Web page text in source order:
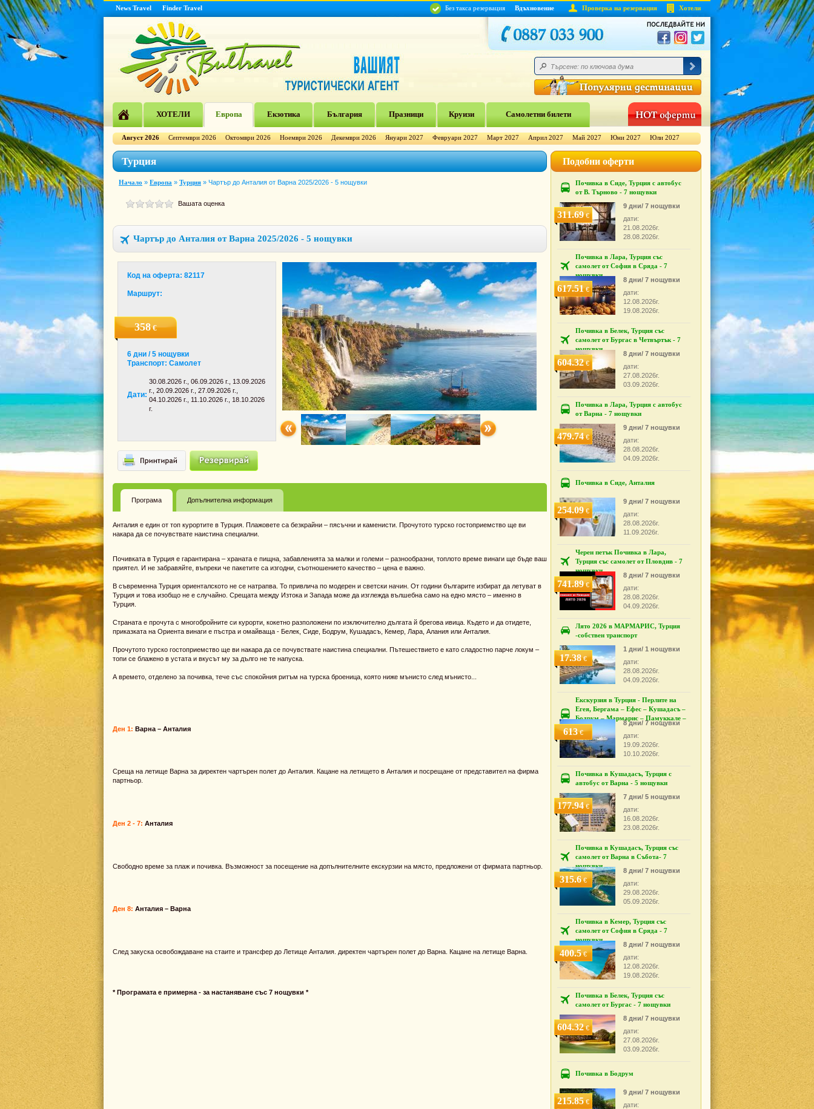
Без такса резервация Вдъхновение Проверка на резервация Хотели
News Travel Finder Travel
ХОТЕЛИ Европа Екзотика България Празници Круизи Самолетни билети
Август 2026 Септември 2026 Октомври 2026 Ноември 2026 Декември 2026 Януари 2027 Февруари 2027 Март 2027 Април 2027 Май 2027 Юни 2027 Юли 2027
Турция
Начало » Европа » Турция » Чартър до Анталия от Варна 2025/2026 - 5 нощувки
Вашата оценка
Чартър до Анталия от Варна 2025/2026 - 5 нощувки
Код на оферта: 82117
Маршрут:
358€
6 дни / 5 нощувки
Транспорт: Самолет
Дати:
30.08.2026 г., 06.09.2026 г., 13.09.2026
г., 20.09.2026 г., 27.09.2026 г.,
04.10.2026 г., 11.10.2026 г., 18.10.2026
г.
Програма Допълнителна информация
Анталия е един от топ курортите в Турция. Плажовете са безкрайни – пясъчни и каменисти. Прочутото турско гостоприемство ще ви
накара да се почувствате наистина специални.
Почивката в Турция е гарантирана – храната е пищна, забавленията за малки и големи – разнообразни, топлото време винаги ще бъде ваш
приятел. И не забравяйте, въпреки че пакетите са изгодни, съотношението качество – цена е важно.
В съвременна Турция ориенталското не се натрапва. То привлича по модерен и светски начин. От години българите избират да летуват в
Турция и това изобщо не е случайно. Срещата между Изтока и Запада може да изглежда вълшебна само на едно място – именно в
Турция.
Страната е прочута с многобройните си курорти, кокетно разположени по изключително дългата й брегова ивица. Където и да отидете,
приказката на Ориента винаги е пъстра и омайваща - Белек, Сиде, Бодрум, Кушадасъ, Кемер, Лара, Алания или Анталия.
Прочутото турско гостоприемство ще ви накара да се почувствате наистина специални. Пътешествието е като сладостно парче локум –
топи се блажено в устата и вкусът му за дълго не те напуска.
А времето, отделено за почивка, тече със спокойния ритъм на турска броеница, която ниже мънисто след мънисто...
Ден 1: Варна – Анталия
Среща на летище Варна за директен чартърен полет до Анталия. Кацане на летището в Анталия и посрещане от представител на фирма
партньор.
Ден 2 - 7: Анталия
Свободно време за плаж и почивка. Възможност за посещение на допълнителните екскурзии на място, предложени от фирмата партньор.
Ден 8: Анталия – Варна
След закуска освобождаване на стаите и трансфер до Летище Анталия. директен чартърен полет до Варна. Кацане на летище Варна.
* Програмата е примерна - за настаняване със 7 нощувки *
Подобни оферти
Почивка в Сиде, Турция с автобус
от В. Търново - 7 нощувки
311.69€
9 дни/ 7 нощувки
дати:
21.08.2026г.
28.08.2026г.
Почивка в Лара, Турция със
самолет от София в Сряда - 7
нощувки
617.51€
8 дни/ 7 нощувки
дати:
12.08.2026г.
19.08.2026г.
Почивка в Белек, Турция със
самолет от Бургас в Четвъртък - 7
нощувки
604.32€
8 дни/ 7 нощувки
дати:
27.08.2026г.
03.09.2026г.
Почивка в Лара, Турция с автобус
от Варна - 7 нощувки
479.74€
9 дни/ 7 нощувки
дати:
28.08.2026г.
04.09.2026г.
Почивка в Сиде, Анталия
254.09€
9 дни/ 7 нощувки
дати:
28.08.2026г.
11.09.2026г.
Черен петък Почивка в Лара,
Турция със самолет от Пловдив - 7
нощувки
741.89€
8 дни/ 7 нощувки
дати:
28.08.2026г.
04.09.2026г.
Лято 2026 в МАРМАРИС, Турция
-собствен транспорт
17.38€
1 дни/ 1 нощувки
дати:
28.08.2026г.
04.09.2026г.
Екскурзия в Турция - Перлите на
Егея, Бергама – Ефес – Кушадасъ –
Бодрум – Мармарис – Памуккале –
Измир
613€
8 дни/ 7 нощувки
дати:
19.09.2026г.
10.10.2026г.
Почивка в Кушадасъ, Турция с
автобус от Варна - 5 нощувки
177.94€
7 дни/ 5 нощувки
дати:
16.08.2026г.
23.08.2026г.
Почивка в Кушадасъ, Турция със
самолет от Варна в Събота- 7
нощувки
315.6€
8 дни/ 7 нощувки
дати:
29.08.2026г.
05.09.2026г.
Почивка в Кемер, Турция със
самолет от София в Сряда - 7
нощувки
400.5€
8 дни/ 7 нощувки
дати:
12.08.2026г.
19.08.2026г.
Почивка в Белек, Турция със
самолет от Бургас - 7 нощувки
604.32€
8 дни/ 7 нощувки
дати:
27.08.2026г.
03.09.2026г.
Почивка в Бодрум
215.85€
9 дни/ 7 нощувки
дати: